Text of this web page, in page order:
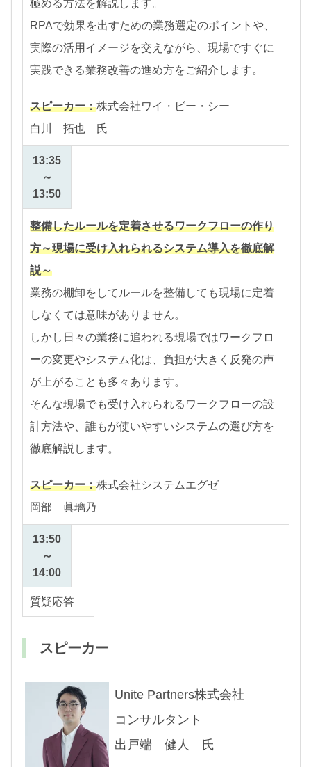
極める方法を解説します。
RPAで効果を出すための業務選定のポイントや、
実際の活用イメージを交えながら、現場ですぐに
実践できる業務改善の進め方をご紹介します。
スピーカー：株式会社ワイ・ビー・シー
白川 拓也 氏
13:35
～
13:50
整備したルールを定着させるワークフローの作り
方～現場に受け入れられるシステム導入を徹底解
説～
業務の棚卸をしてルールを整備しても現場に定着
しなくては意味がありません。
しかし日々の業務に追われる現場ではワークフロ
ーの変更やシステム化は、負担が大きく反発の声
が上がることも多々あります。
そんな現場でも受け入れられるワークフローの設
計方法や、誰もが使いやすいシステムの選び方を
徹底解説します。
スピーカー：株式会社システムエグゼ
岡部 眞璃乃
13:50
～
14:00
質疑応答
スピーカー
Unite Partners株式会社
コンサルタント
出戸端 健人
氏